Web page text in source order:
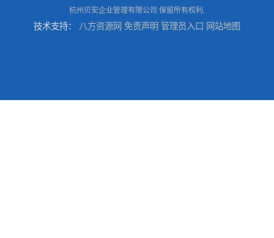
杭州贝安企业管理有限公司 保留所有权利.
技术支持： 八方资源网 免责声明 管理员入口 网站地图